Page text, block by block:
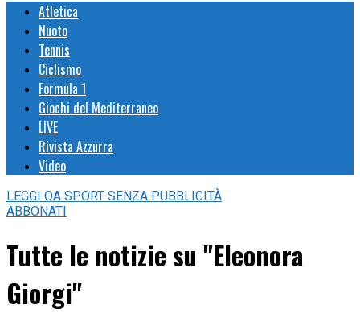
Atletica
Nuoto
Tennis
Ciclismo
Formula 1
Giochi del Mediterraneo
LIVE
Rivista Azzurra
Video
LEGGI OA SPORT SENZA PUBBLICITÀ
ABBONATI
Tutte le notizie su "Eleonora
Giorgi"